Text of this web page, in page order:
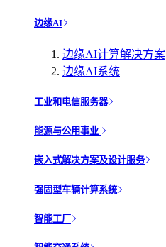
边缘AI
边缘AI计算解决方案
边缘AI系统
工业和电信服务器
能源与公用事业
嵌入式解决方案及设计服务
强固型车辆计算系统
智能工厂